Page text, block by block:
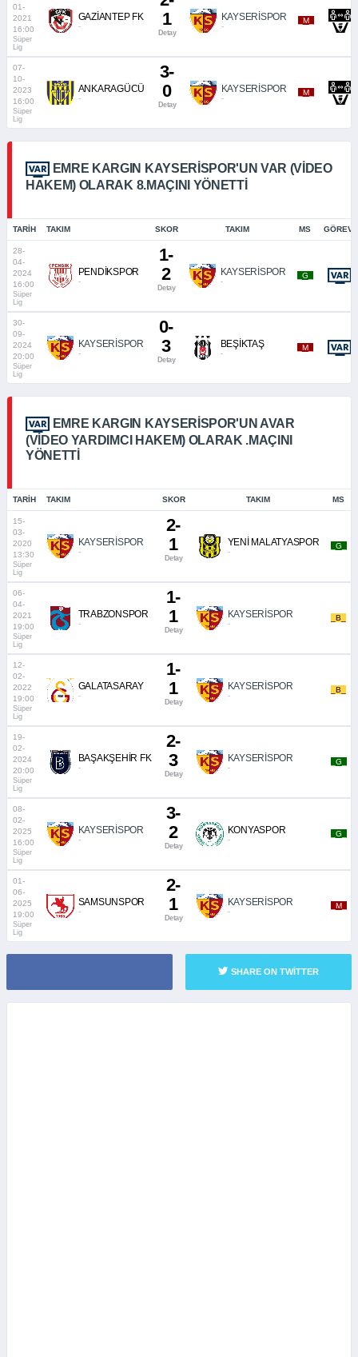
01-
2021
16:00
Süper
Lig
GAZİANTEP FK
-
1
Detay
KAYSERİSPOR
-
_M_
07-
10-
2023
16:00
Süper
Lig
ANKARAGÜCÜ
-
3-
0
Detay
KAYSERİSPOR
-
_M_
EMRE KARGIN KAYSERISPOR'UN VAR (VIDEO
HAKEM) OLARAK 8.MAÇINI YÖNETTI
TARIH TAKIM SKOR TAKIM MS GÖREVI
28-
04-
2024
16:00
Süper
Lig
PENDİKSPOR
-
1-
2
Detay
KAYSERİSPOR
-
_G_
30-
09-
2024
20:00
Süper
Lig
KAYSERİSPOR
-
0-
3
Detay
BEŞİKTAŞ
-
_M_
EMRE KARGIN KAYSERISPOR'UN AVAR
(VIDEO YARDIMCI HAKEM) OLARAK .MAÇINI
YÖNETTI
TARIH TAKIM SKOR TAKIM MS
15-
03-
2020
13:30
Süper
Lig
KAYSERİSPOR
-
2-
1
Detay
YENİ MALATYASPOR
-
_G_
06-
04-
2021
19:00
Süper
Lig
TRABZONSPOR
-
1-
1
Detay
KAYSERİSPOR
-
_B_
12-
02-
2022
19:00
Süper
Lig
GALATASARAY
-
1-
1
Detay
KAYSERİSPOR
-
_B_
19-
02-
2024
20:00
Süper
Lig
BAŞAKŞEHİR FK
-
2-
3
Detay
KAYSERİSPOR
-
_G_
08-
02-
2025
16:00
Süper
Lig
KAYSERİSPOR
-
3-
2
Detay
KONYASPOR
-
_G_
01-
06-
2025
19:00
Süper
Lig
SAMSUNSPOR
-
2-
1
Detay
KAYSERİSPOR
-
_M_
SHARE ON TWITTER